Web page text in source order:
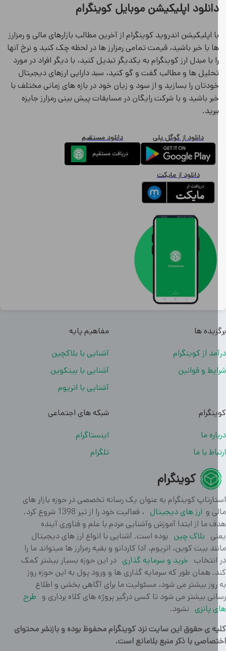
اپلیکیشن موبایل کوینگرام
اپلیکیشن اندروید کوینگرام از آخرین مطالب بازارهای مالی و رمزارز
با خبر باشید، قیمت تمامی رمزارز ها در لحظه چک کنید و نرخ آنها
با مبدل ارز کوینگرام به یکدیگر تبدیل کنید، با دیگر افراد در مورد
ها و مطالب گفت و گو کنید، سبد دارایی ارزهای دیجیتال
را بسازید و از سود و زیان خود در بازه های زمانی مختلف با
باشید و با شرکت رایگان در مسابقات پیش بینی رمزارز جایزه
دانلود از گوگل پلی دانلود مستقیم
دانلود از مایکت
کوینگرام
کوینگرام به عنوان یک رسانه تخصصی در حوزه بازار های
و ارز های دیجیتال
، فعالیت خود را از تیر 1398 شروع کرد.
ما از ابتدا آموزش وآشنایی مردم با علم و فناوری آینده
بلاک چین بوده است. آشنایی با انواع ارز های دیجیتال
بیت کوین، اتریوم، آدا کاردانو و بقیه رمزارز ها میتواند ما را
خرید و سرمایه گذاری در این حوزه بسیار بیشتر کمک
همان طور که سرمایه گذاری ها و ورود پول به این حوزه روز
بیشتر می شود، مسئولیت ما برای آگاهی بخشی و اطلاع
بیشتر می شود تا کسی درگیر پروژه های کلاه برداری و طرح
پانزی نشود.
ها
از کوینگرام
و قوانین
مفاهیم پایه
آشنایی با بلاکچین
آشنایی با بیتکوین
آشنایی با اتریوم
ما
با ما
شبکه های اجتماعی
اینستاگرام
تلگرام
ی حقوق این سایت نزد کوینگرام محفوظ بوده و بازنشر محتوای
با ذکر منبع بلامانع است.